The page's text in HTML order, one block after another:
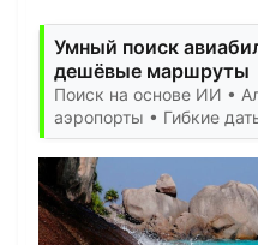
Умный поиск
дешёвые маршруты
Поиск на основе ИИ •
аэропорты • Гибкие